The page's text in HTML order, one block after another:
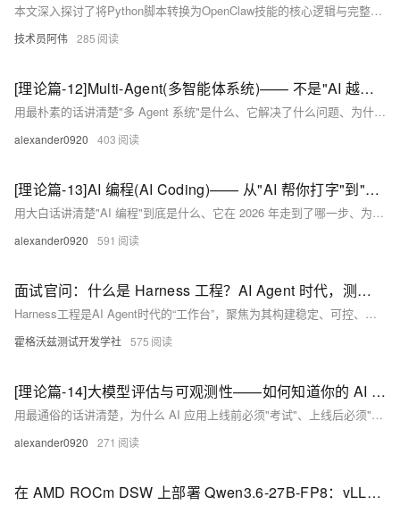
本文深入探讨了将Python脚本转换为OpenClaw技能的核心逻辑与完整实践路径，指出这一过程本质是从"命令式执行"到"意图式响应"的范式转变，而非简单的代码迁移。文章重点解析了OpenClaw独特的三级渐进式披露技能架构，详细阐述了脚本解构、目录结构创建、说明文件编写、脚本适配、依赖管理及测试发布的全流程操作要点，同时分享了提升技能触发准确率、利用状态管理实现复杂交互的高级技巧与常见开发陷阱。最后，文章揭示了技能转换对提升脚本价值、参与社区贡献及个人技术变现的重要意义。
技术员阿伟 285
[理论篇-12]Multi-Agent(多智能体系统)—— 不是"AI 越多越好",而是"什么时候该让 AI 拆开干"
用最朴素的话讲清楚"多 Agent 系统"是什么、它解决了什么问题、为什么 2024 年大家狂吹它、2025 年又有人喊"千万别建多 Agent",到 2026 年才终于摸清门道。读完这一篇,不管你是开发者、产品经理、运营、还是只是听过别人提起"我们公司在搞多智能体系统"的旁观者,都能用自己的话把这件事讲清楚——它什么时候是金矿,什么时候是大坑,什么时候你只是被一个名词忽悠了。
alexander0920 403
[理论篇-13]AI 编程(AI Coding)—— 从"AI 帮你打字"到"AI 替你跑腿",程序员的工种正在重写
用大白话讲清楚"AI 编程"到底是什么、它在 2026 年走到了哪一步、为什么"会用 AI 写代码"突然变成了一门手艺、又为什么有人喊"AI 取代程序员",同时另一群人喊"AI 让我变成了更值钱的程序员"。
alexander0920 591
面试官问：什么是 Harness 工程？AI Agent 时代，测试人必须补上的新能力
Harness工程是AI Agent时代的“工作台”，聚焦为其构建稳定、可控、可验证的工程环境。它涵盖上下文管理、工具调用、沙箱权限、测试验证、日志观测与反馈回路，解决Agent在真实项目中因缺上下文、缺工具、缺反馈、缺边界导致的失控问题。本质是让Agent“能做事、做得对、出错可修复”。
霍格沃兹测试开发学社 575
[理论篇-14]大模型评估与可观测性——如何知道你的 AI 到底行不行
用最通俗的话讲清楚，为什么 AI 应用上线前必须"考试"、上线后必须"体检"，以及 2025-2026 年业界最实用的评估和监控方法。不管你是开发者、产品经理、还是企业管理者，读完这篇，你就知道怎么判断一个 AI 系统"到底好不好"。
alexander0920 271
在 AMD ROCm DSW 上部署 Qwen3.6-27B-FP8：vLLM、MTP 解码加速与小并发压测